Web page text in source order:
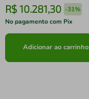
R$ 10.281,30 -31%
No pagamento com Pix
Adicionar ao carrinho